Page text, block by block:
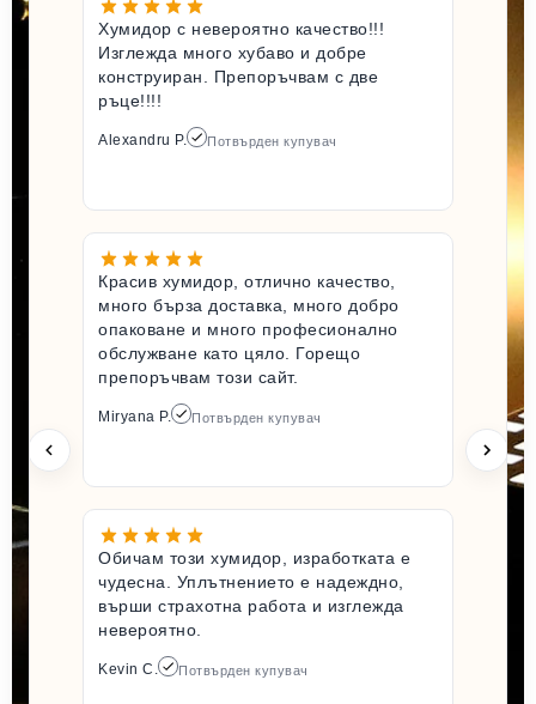
Хумидор с невероятно качество!!!
Изглежда много хубаво и добре
конструиран. Препоръчвам с две
ръце!!!!
Alexandru P. Потвърден купувач
Красив хумидор, отлично качество,
много бърза доставка, много добро
опаковане и много професионално
обслужване като цяло. Горещо
препоръчвам този сайт.
Miryana P. Потвърден купувач
Обичам този хумидор, изработката е
чудесна. Уплътнението е надеждно,
върши страхотна работа и изглежда
невероятно.
Kevin C. Потвърден купувач